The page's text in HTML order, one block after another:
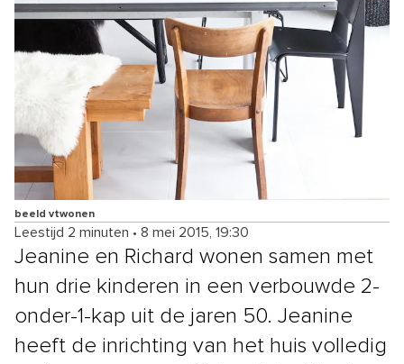
beeld vtwonen
Leestijd 2 minuten • 8 mei 2015, 19:30
Jeanine en Richard wonen samen met
hun drie kinderen in een verbouwde 2-
onder-1-kap uit de jaren 50. Jeanine
heeft de inrichting van het huis volledig